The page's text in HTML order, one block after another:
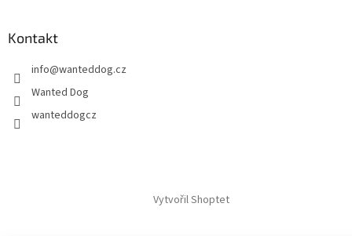
Kontakt
info@wanteddog.cz
Wanted Dog
wanteddogcz
Vytvořil Shoptet